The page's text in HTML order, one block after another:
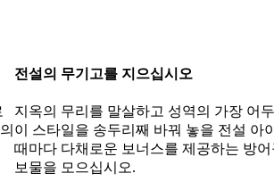
전설의 무기고를 지으십시오
지옥의 무리를 말살하고 성역의 가장 어
이 스타일을 송두리째 바꿔 놓을 전설 아
때마다 다채로운 보너스를 제공하는 방
보물을 모으십시오.